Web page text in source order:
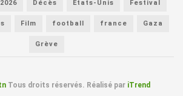
Décès Etats-Unis Festival
Film football france Gaza
Grève
Tous droits réservés. Réalisé par iTrend